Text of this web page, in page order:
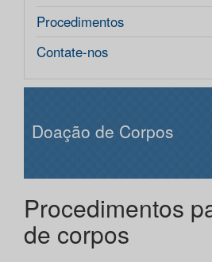
Procedimentos
Contate-nos
Doação de Corpos
Procedimentos
de corpos